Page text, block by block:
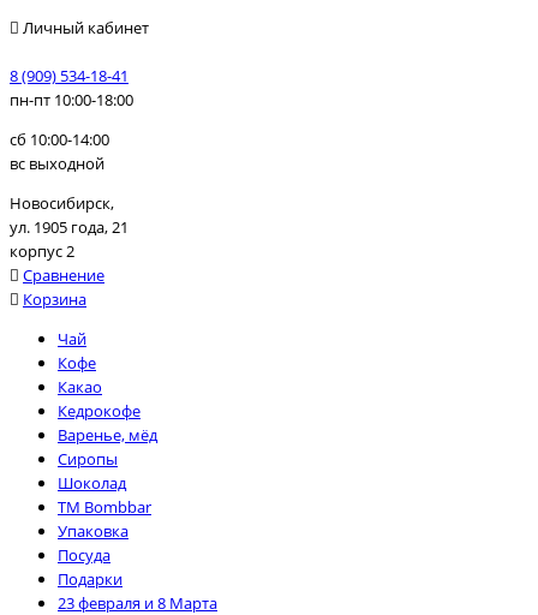
Личный кабинет
8 (909) 534-18-41
пн-пт 10:00-18:00
сб 10:00-14:00
вс выходной
Новосибирск,
ул. 1905 года, 21
корпус 2
Сравнение
Корзина
Чай
Кофе
Какао
Кедрокофе
Варенье, мёд
Сиропы
Шоколад
TM Bombbar
Упаковка
Посуда
Подарки
23 февраля и 8 Марта